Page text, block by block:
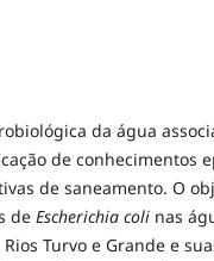
da água
de conhecimentos
de saneamento. O
de Escherichia coli nas
Turvo e Grande e